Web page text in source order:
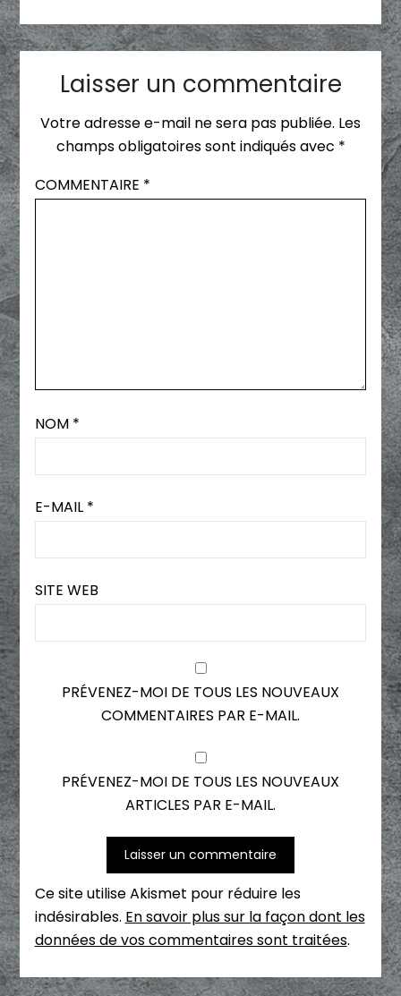
Laisser un commentaire
Votre adresse e-mail ne sera pas publiée. Les
champs obligatoires sont indiqués avec *
COMMENTAIRE *
NOM *
E-MAIL *
SITE WEB
PRÉVENEZ-MOI DE TOUS LES NOUVEAUX
COMMENTAIRES PAR E-MAIL.
PRÉVENEZ-MOI DE TOUS LES NOUVEAUX
ARTICLES PAR E-MAIL.
Ce site utilise Akismet pour réduire les
indésirables. En savoir plus sur la façon dont les
données de vos commentaires sont traitées.